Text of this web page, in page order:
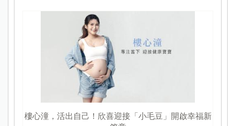
樓心潼，活出自己！欣喜迎接「小毛豆」開啟幸福新